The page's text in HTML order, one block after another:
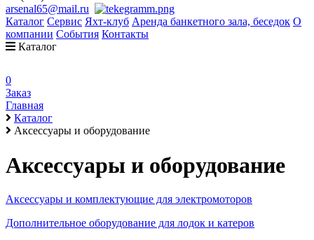
arsenal65@mail.ru
Каталог Сервис Яхт-клуб Аренда банкетного зала, беседок О
компании События Контакты
Каталог
0
Заказ
Главная
Каталог
Аксессуары и оборудование
Аксессуары и оборудование
Аксессуары и комплектующие для электромоторов
Дополнительное оборудование для лодок и катеров